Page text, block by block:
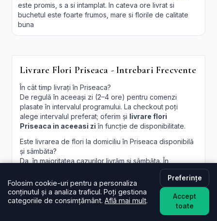
este promis, s a si intamplat. In cateva ore livrat si
buchetul este foarte frumos, mare si florile de calitate
buna
Livrare Flori Priseaca - Intrebari Frecvente
În cât timp livrați în Priseaca?
De regulă în aceeași zi (2–4 ore) pentru comenzi
plasate în intervalul programului. La checkout poți
alege intervalul preferat; oferim și livrare flori
Priseaca in aceeasi zi în funcție de disponibilitate.
Este livrarea de flori la domiciliu în Priseaca disponibilă
și sâmbăta?
Da, în majoritatea cazurilor livrăm și sâmbăta. În
perioade aglomerate pot exista sloturi limitate, afișate
la finalizare.
Pot programa livrarea pentru o oră anume în Priseaca?
Oferim intervale orare; pentru ore fixe încercăm să
acomodăm cererea, în funcție de traseul curierilor.
Folosim cookie-uri pentru a personaliza
conținutul și a analiza traficul. Poți gestiona
categoriile de consimțământ. Află mai mult.
Preferințe
Accept
toate